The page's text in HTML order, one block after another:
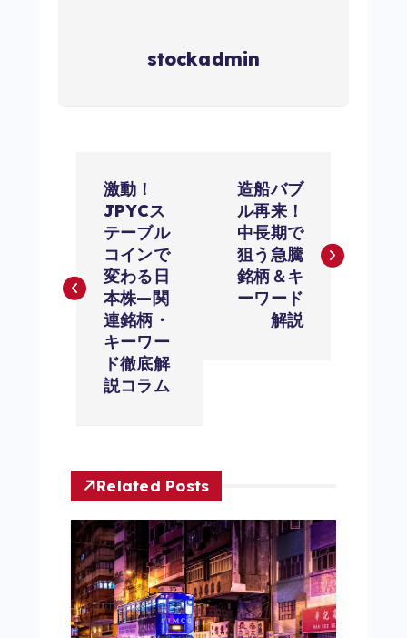
stockadmin
ビ
ョ
ン
激動！
JPYCス
テーブル
コインで
変わる日
本株—関
連銘柄・
キーワー
ド徹底解
説コラム
造船バブ
ル再来！
中長期で
狙う急騰
銘柄＆キ
ーワード
解説
Related Posts